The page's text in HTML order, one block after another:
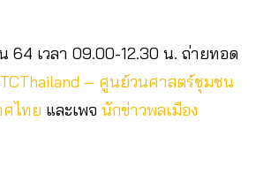
64 เวลา 09.00-12.30 น. ถ่ายทอด
– ศูนย์วนศาสตร์ชุมชน
ศไทย และเพจ นักข่าวพลเมือง